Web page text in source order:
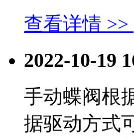
查看详情 >>
2022-10-19
手动蝶阀根
据驱动方式